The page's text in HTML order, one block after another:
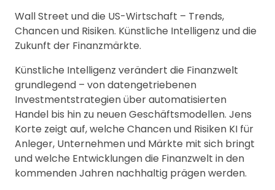
Wall Street und die US-Wirtschaft – Trends,
Chancen und Risiken. Künstliche Intelligenz und die
Zukunft der Finanzmärkte.
Künstliche Intelligenz verändert die Finanzwelt
grundlegend – von datengetriebenen
Investmentstrategien über automatisierten
Handel bis hin zu neuen Geschäftsmodellen. Jens
Korte zeigt auf, welche Chancen und Risiken KI für
Anleger, Unternehmen und Märkte mit sich bringt
und welche Entwicklungen die Finanzwelt in den
kommenden Jahren nachhaltig prägen werden.